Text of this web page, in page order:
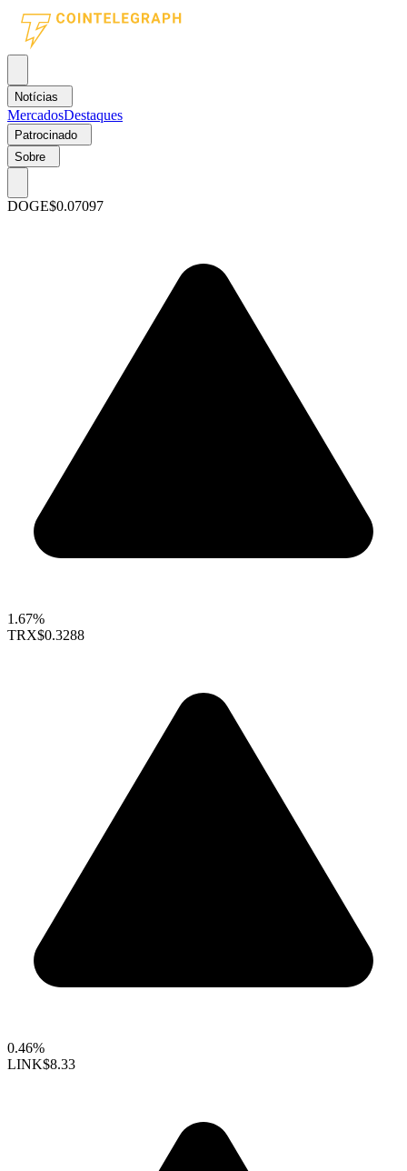
Notícias
MercadosDestaques
Patrocinado
Sobre
DOGE$0.07097
1.67%
TRX$0.3288
0.46%
LINK$8.33